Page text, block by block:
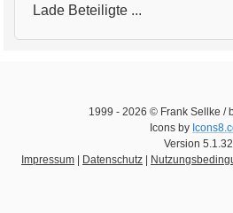
Lade Beteiligte ...
1999 - 2026 © Frank Sellke /
Icons by
Version 5.1.32
Impressum | Datenschutz |